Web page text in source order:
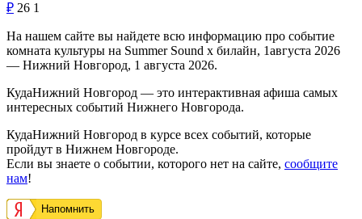
₽ 26 1
На нашем сайте вы найдете всю информацию про событие
комната культуры на Summer Sound х билайн, 1августа 2026
— Нижний Новгород, 1 августа 2026.
КудаНижний Новгород — это интерактивная афиша самых
интересных событий Нижнего Новгорода.
КудаНижний Новгород в курсе всех событий, которые
пройдут в Нижнем Новгороде.
Если вы знаете о событии, которого нет на сайте, сообщите
нам!
Напомнить